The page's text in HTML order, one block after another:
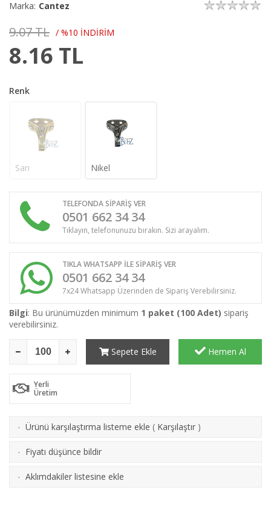
Marka: Cantez
9.07 TL / %10 İNDİRİM
8.16 TL
Renk
Sarı Nikel
TELEFONDA SİPARİŞ VER
0501 662 34 34
Tıklayın, telefonunuzu bırakın. Sizi arayalım.
TIKLA WHATSAPP İLE SİPARİŞ VER
0501 662 34 34
7x24 Whatsapp Üzerinden de Sipariş Verebilirsiniz.
Bilgi: Bu ürünümüzden minimum 1 paket (100 Adet) sipariş
verebilirsiniz.
Sepete Ekle Hemen Al
Yerli
Üretim
· Ürünü karşılaştırma listeme ekle ( Karşılaştır )
· Fiyatı düşünce bildir
· Aklımdakiler listesine ekle